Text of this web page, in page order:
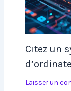
Citez un
Laisser un